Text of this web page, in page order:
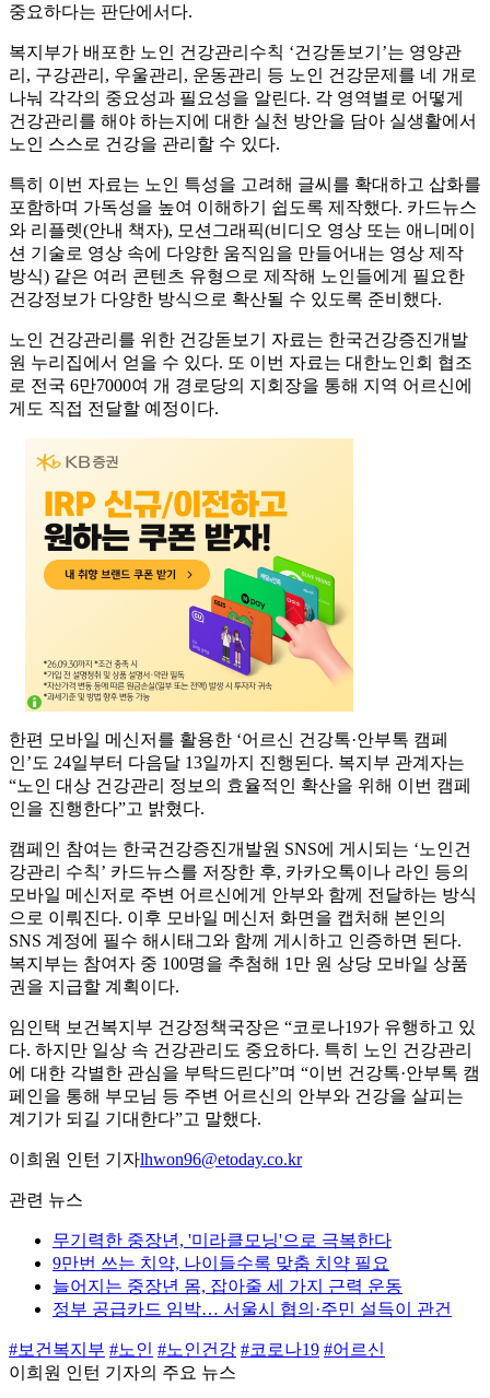
중요하다는 판단에서다.
복지부가 배포한 노인 건강관리수칙 ‘건강돋보기’는 영양관
리, 구강관리, 우울관리, 운동관리 등 노인 건강문제를 네 개로
나눠 각각의 중요성과 필요성을 알린다. 각 영역별로 어떻게
건강관리를 해야 하는지에 대한 실천 방안을 담아 실생활에서
노인 스스로 건강을 관리할 수 있다.
특히 이번 자료는 노인 특성을 고려해 글씨를 확대하고 삽화를
포함하며 가독성을 높여 이해하기 쉽도록 제작했다. 카드뉴스
와 리플렛(안내 책자), 모션그래픽(비디오 영상 또는 애니메이
션 기술로 영상 속에 다양한 움직임을 만들어내는 영상 제작
방식) 같은 여러 콘텐츠 유형으로 제작해 노인들에게 필요한
건강정보가 다양한 방식으로 확산될 수 있도록 준비했다.
노인 건강관리를 위한 건강돋보기 자료는 한국건강증진개발
원 누리집에서 얻을 수 있다. 또 이번 자료는 대한노인회 협조
로 전국 6만7000여 개 경로당의 지회장을 통해 지역 어르신에
게도 직접 전달할 예정이다.
한편 모바일 메신저를 활용한 ‘어르신 건강톡·안부톡 캠페
인’도 24일부터 다음달 13일까지 진행된다. 복지부 관계자는
“노인 대상 건강관리 정보의 효율적인 확산을 위해 이번 캠페
인을 진행한다”고 밝혔다.
캠페인 참여는 한국건강증진개발원 SNS에 게시되는 ‘노인건
강관리 수칙’ 카드뉴스를 저장한 후, 카카오톡이나 라인 등의
모바일 메신저로 주변 어르신에게 안부와 함께 전달하는 방식
으로 이뤄진다. 이후 모바일 메신저 화면을 캡처해 본인의
SNS 계정에 필수 해시태그와 함께 게시하고 인증하면 된다.
복지부는 참여자 중 100명을 추첨해 1만 원 상당 모바일 상품
권을 지급할 계획이다.
임인택 보건복지부 건강정책국장은 “코로나19가 유행하고 있
다. 하지만 일상 속 건강관리도 중요하다. 특히 노인 건강관리
에 대한 각별한 관심을 부탁드린다”며 “이번 건강톡·안부톡 캠
페인을 통해 부모님 등 주변 어르신의 안부와 건강을 살피는
계기가 되길 기대한다”고 말했다.
이희원 인턴 기자lhwon96@etoday.co.kr
관련 뉴스
무기력한 중장년, '미라클모닝'으로 극복한다
9만번 쓰는 치약, 나이들수록 맞춤 치약 필요
늘어지는 중장년 몸, 잡아줄 세 가지 근력 운동
정부 공급카드 임박… 서울시 협의·주민 설득이 관건
#보건복지부 #노인 #노인건강 #코로나19 #어르신
이희원 인턴 기자의 주요 뉴스